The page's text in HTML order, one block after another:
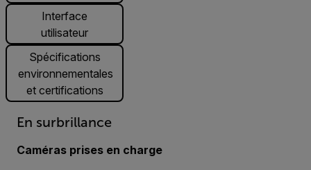
Interface
utilisateur
Spécifications
environnementales
et certifications
En surbrillance
Caméras prises en charge